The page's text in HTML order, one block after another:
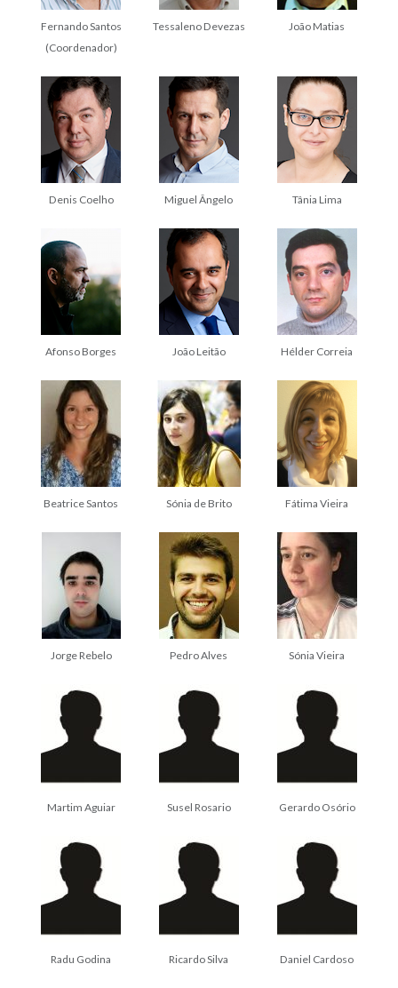
Fernando Santos
(Coordenador)
Tessaleno Devezas João Matias
Denis Coelho Miguel Ângelo Tânia Lima
Afonso Borges João Leitão Hélder Correia
Beatrice Santos Sónia de Brito Fátima Vieira
Jorge Rebelo Pedro Alves Sónia Vieira
Martim Aguiar Susel Rosario Gerardo Osório
Radu Godina Ricardo Silva Daniel Cardoso